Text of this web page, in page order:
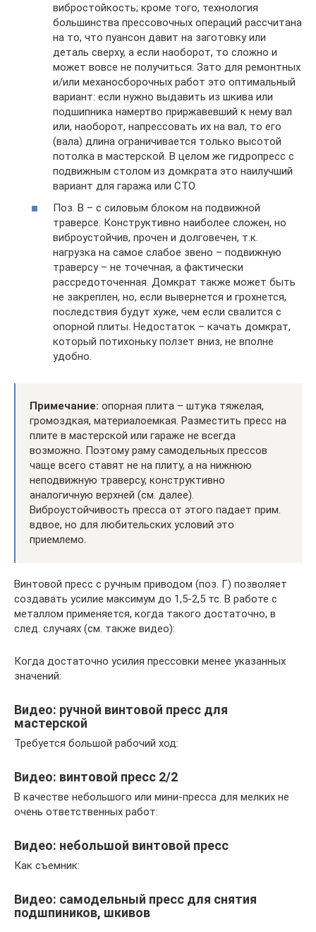
вибростойкость; кроме того, технология
большинства прессовочных операций рассчитана
на то, что пуансон давит на заготовку или
деталь сверху, а если наоборот, то сложно и
может вовсе не получиться. Зато для ремонтных
и/или механосборочных работ это оптимальный
вариант: если нужно выдавить из шкива или
подшипника намертво приржавевший к нему вал
или, наоборот, напрессовать их на вал, то его
(вала) длина ограничивается только высотой
потолка в мастерской. В целом же гидропресс с
подвижным столом из домкрата это наилучший
вариант для гаража или СТО.
Поз. В – с силовым блоком на подвижной
траверсе. Конструктивно наиболее сложен, но
виброустойчив, прочен и долговечен, т.к.
нагрузка на самое слабое звено – подвижную
траверсу – не точечная, а фактически
рассредоточенная. Домкрат также может быть
не закреплен, но, если вывернется и грохнется,
последствия будут хуже, чем если свалится с
опорной плиты. Недостаток – качать домкрат,
который потихоньку ползет вниз, не вполне
удобно.
Примечание: опорная плита – штука тяжелая,
громоздкая, материалоемкая. Разместить пресс на
плите в мастерской или гараже не всегда
возможно. Поэтому раму самодельных прессов
чаще всего ставят не на плиту, а на нижнюю
неподвижную траверсу, конструктивно
аналогичную верхней (см. далее).
Виброустойчивость пресса от этого падает прим.
вдвое, но для любительских условий это
приемлемо.
Винтовой пресс с ручным приводом (поз. Г) позволяет
создавать усилие максимум до 1,5-2,5 тс. В работе с
металлом применяется, когда такого достаточно, в
след. случаях (см. также видео):
Когда достаточно усилия прессовки менее указанных
значений:
Видео: ручной винтовой пресс для
мастерской
Требуется большой рабочий ход:
Видео: винтовой пресс 2/2
В качестве небольшого или мини-пресса для мелких не
очень ответственных работ:
Видео: небольшой винтовой пресс
Как съемник:
Видео: самодельный пресс для снятия
подшпиников, шкивов